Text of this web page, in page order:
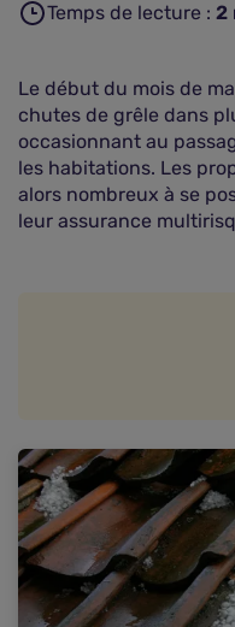
Temps de lecture : 2
Le début du mois de
chutes de grêle dans
occasionnant au
les habitations. Les
alors nombreux à se
leur assurance
Certains
garantie de base
Combien de temps